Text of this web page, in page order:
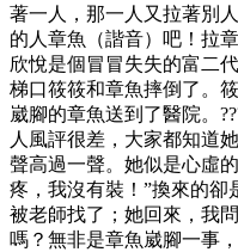
著一人，那一人又拉著別
的人章魚（諧音）吧！拉
欣悅是個冒冒失失的富二
梯口筱筱和章魚摔倒了。
崴腳的章魚送到了醫院。
人風評很差，大家都知道
聲高過一聲。她似是心虛
疼，我沒有裝！”換來的卻
被老師找了；她回來，我
嗎？無非是章魚崴腳一事